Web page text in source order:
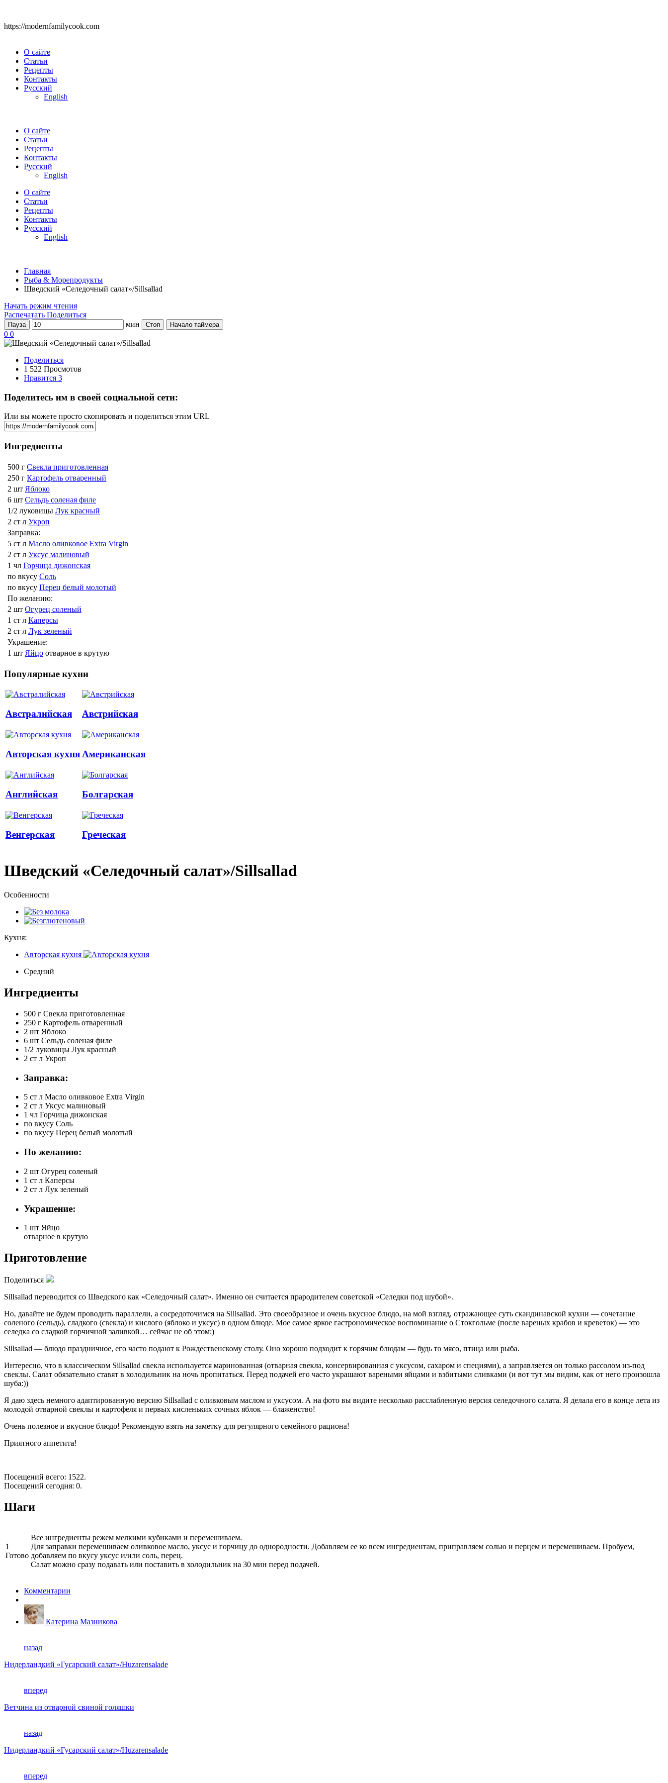
https://modernfamilycook.com
О сайте
Статьи
Рецепты
Контакты
Русский
English
О сайте
Статьи
Рецепты
Контакты
Русский
English
О сайте
Статьи
Рецепты
Контакты
Русский
English
Главная
Рыба & Mорепродукты
Шведский «Селедочный салат»/Sillsallad
Начать режим чтения
Распечатать Поделиться
Пауза мин Стоп Начало таймера
0 0
Поделиться
1 522 Просмотов
Нравится 3
Поделитесь им в своей социальной сети:
Или вы можете просто скопировать и поделиться этим URL
Ингредиенты
500 г Свекла приготовленная
250 г Картофель отваренный
2 шт Яблоко
6 шт Сельдь соленая филе
1/2 луковицы Лук красный
2 ст л Укроп
Заправка:
5 ст л Масло оливковое Extra Virgin
2 ст л Уксус малиновый
1 чл Горчица дижонская
по вкусу Соль
по вкусу Перец белый молотый
По желанию:
2 шт Огурец соленый
1 ст л Каперсы
2 ст л Лук зеленый
Украшение:
1 шт Яйцо отварное в крутую
Популярные кухни
Австралийская Австрийская
Авторская кухня Американская
Английская Болгарская
Венгерская Греческая
Шведский «Селедочный салат»/Sillsallad
Особенности
Кухня:
Авторская кухня
Средний
Ингредиенты
500 г Свекла приготовленная
250 г Картофель отваренный
2 шт Яблоко
6 шт Сельдь соленая филе
1/2 луковицы Лук красный
2 ст л Укроп
Заправка:
5 ст л Масло оливковое Extra Virgin
2 ст л Уксус малиновый
1 чл Горчица дижонская
по вкусу Соль
по вкусу Перец белый молотый
По желанию:
2 шт Огурец соленый
1 ст л Каперсы
2 ст л Лук зеленый
Украшение:
1 шт Яйцо
отварное в крутую
Приготовление
Поделиться
Sillsallad переводится со Шведского как «Селедочный салат». Именно он считается прародителем советской «Селедки под шубой».
Но, давайте не будем проводить параллели, а сосредоточимся на Sillsallad. Это своеобразное и очень вкусное блюдо, на мой взгляд, отражающее суть скандинавской кухни — сочетание
соленого (сельдь), сладкого (свекла) и кислого (яблоко и уксус) в одном блюде. Мое самое яркое гастрономическое воспоминание о Стокгольме (после вареных крабов и креветок) — это
селедка со сладкой горчичной заливкой… сейчас не об этом:)
Sillsallad — блюдо праздничное, его часто подают к Рождественскому столу. Оно хорошо подходит к горячим блюдам — будь то мясо, птица или рыба.
Интересно, что в классическом Sillsallad свекла используется маринованная (отварная свекла, консервированная с уксусом, сахаром и специями), а заправляется он только рассолом из-под
свеклы. Салат обязательно ставят в холодильник на ночь пропитаться. Перед подачей его часто украшают вареными яйцами и взбитыми сливками (и вот тут мы видим, как от него произошла
шуба:))
Я даю здесь немного адаптированную версию Sillsallad с оливковым маслом и уксусом. А на фото вы видите несколько расслабленную версия селедочного салата. Я делала его в конце лета из
молодой отварной свеклы и картофеля и первых кисленьких сочных яблок — блаженство!
Очень полезное и вкусное блюдо! Рекомендую взять на заметку для регулярного семейного рациона!
Приятного аппетита!
Посещений всего: 1522.
Посещений сегодня: 0.
Шаги
1
Готово
Все ингредиенты режем мелкими кубиками и перемешиваем.
Для заправки перемешиваем оливковое масло, уксус и горчицу до однородности. Добавляем ее ко всем ингредиентам, приправляем солью и перцем и перемешиваем. Пробуем,
добавляем по вкусу уксус и/или соль, перец.
Салат можно сразу подавать или поставить в холодильник на 30 мин перед подачей.
Комментарии
Катерина Мазникова
назад
Нидерландкий «Гусарский салат»/Huzarensalade
вперед
Ветчина из отварной свиной голяшки
назад
Нидерландкий «Гусарский салат»/Huzarensalade
вперед